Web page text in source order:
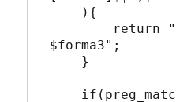
$forma3";